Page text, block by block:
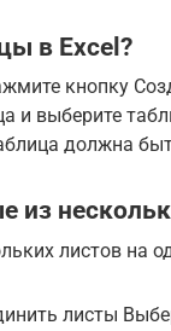
в Excel?
кнопку
и выберите
должна
из
листов на
листы